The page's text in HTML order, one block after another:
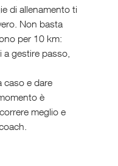
di allenamento ti
Non basta
per 10 km:
a gestire passo,
caso e dare
è
meglio e